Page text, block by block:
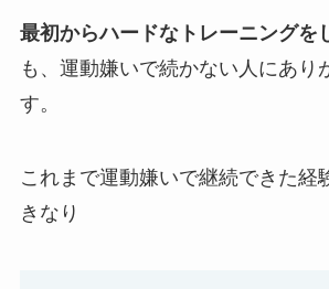
最初からハードなトレーニングを
も、運動嫌いで続かない人にあり
す。
これまで運動嫌いで継続できた経
きなり